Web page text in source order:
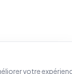
votre